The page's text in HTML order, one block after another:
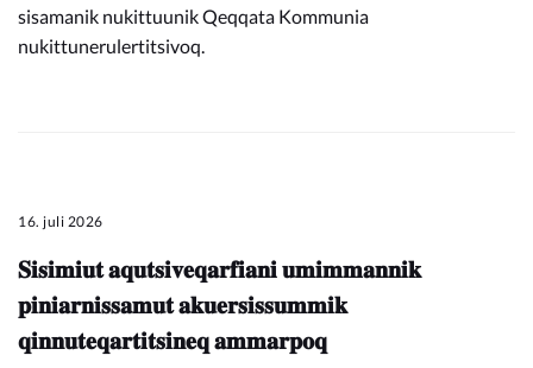
sisamanik nukittuunik Qeqqata Kommunia
nukittunerulertitsivoq.
16. juli 2026
𝐒𝐢𝐬𝐢𝐦𝐢𝐮𝐭 𝐚𝐪𝐮𝐭𝐬𝐢𝐯𝐞𝐪𝐚𝐫𝐟𝐢𝐚𝐧𝐢 𝐮𝐦𝐢𝐦𝐦𝐚𝐧𝐧𝐢𝐤
𝐩𝐢𝐧𝐢𝐚𝐫𝐧𝐢𝐬𝐬𝐚𝐦𝐮𝐭 𝐚𝐤𝐮𝐞𝐫𝐬𝐢𝐬𝐬𝐮𝐦𝐦𝐢𝐤
𝐪𝐢𝐧𝐧𝐮𝐭𝐞𝐪𝐚𝐫𝐭𝐢𝐭𝐬𝐢𝐧𝐞𝐪 𝐚𝐦𝐦𝐚𝐫𝐩𝐨𝐪